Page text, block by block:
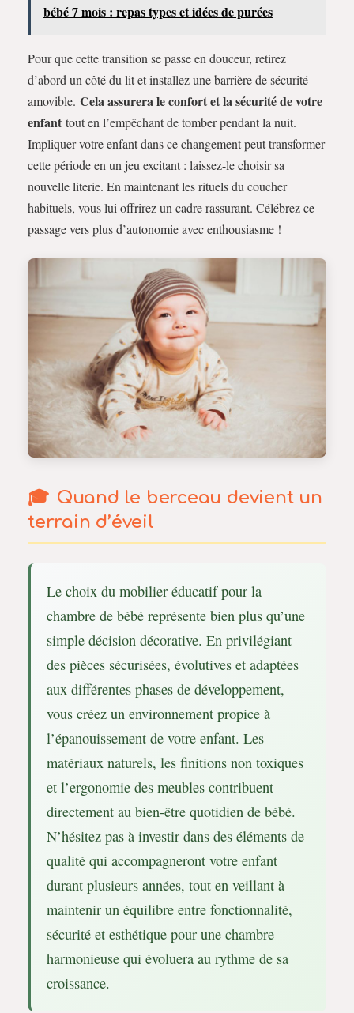
bébé 7 mois : repas types et idées de purées
Pour que cette transition se passe en douceur, retirez
d’abord un côté du lit et installez une barrière de sécurité
amovible. Cela assurera le confort et la sécurité de votre
enfant tout en l’empêchant de tomber pendant la nuit.
Impliquer votre enfant dans ce changement peut transformer
cette période en un jeu excitant : laissez-le choisir sa
nouvelle literie. En maintenant les rituels du coucher
habituels, vous lui offrirez un cadre rassurant. Célébrez ce
passage vers plus d’autonomie avec enthousiasme !
Quand le berceau devient un
terrain d’éveil
Le choix du mobilier éducatif pour la
chambre de bébé représente bien plus qu’une
simple décision décorative. En privilégiant
des pièces sécurisées, évolutives et adaptées
aux différentes phases de développement,
vous créez un environnement propice à
l’épanouissement de votre enfant. Les
matériaux naturels, les finitions non toxiques
et l’ergonomie des meubles contribuent
directement au bien-être quotidien de bébé.
N’hésitez pas à investir dans des éléments de
qualité qui accompagneront votre enfant
durant plusieurs années, tout en veillant à
maintenir un équilibre entre fonctionnalité,
sécurité et esthétique pour une chambre
harmonieuse qui évoluera au rythme de sa
croissance.